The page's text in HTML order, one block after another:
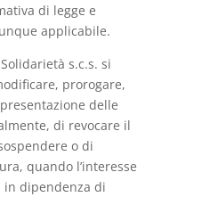
di legge e
applicabile.
s.c.s. si
prorogare,
delle
di revocare il
o di
quando l’interesse
dipendenza di